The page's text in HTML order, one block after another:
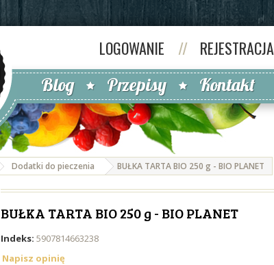
LOGOWANIE // REJESTRACJA
Blog Przepisy Kontakt
Dodatki do pieczenia BUŁKA TARTA BIO 250 g - BIO PLANET
BUŁKA TARTA BIO 250 g - BIO PLANET
Indeks: 5907814663238
Napisz opinię